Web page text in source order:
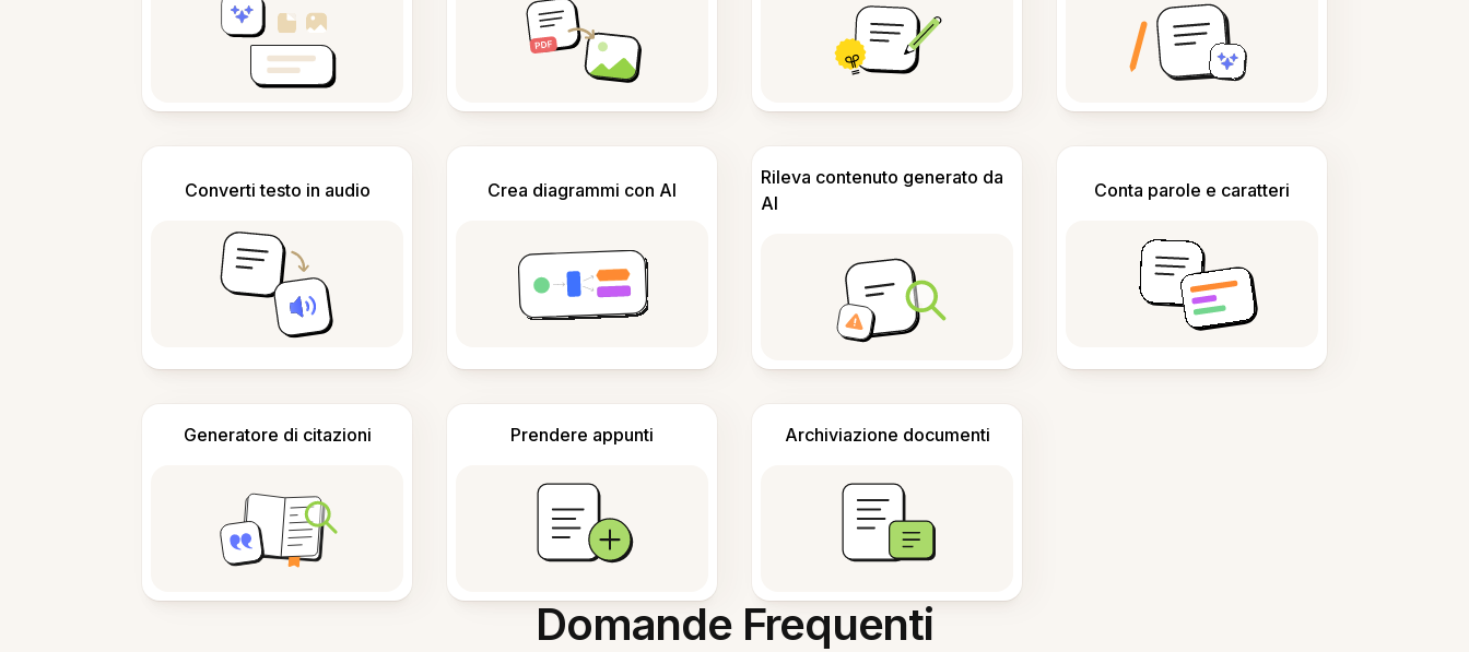
Converti testo in audio Crea diagrammi con AI
Rileva contenuto generato da
AI
Conta parole e caratteri
Generatore di citazioni Prendere appunti Archiviazione documenti
Domande Frequenti